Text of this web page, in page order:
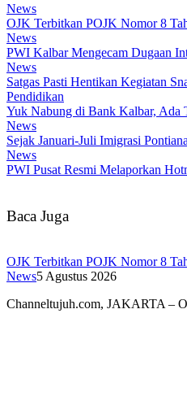
News
OJK Terbitkan POJK Nomor 8
News
PWI Kalbar Mengecam Dugaan
News
Satgas Pasti Hentikan Kegiatan
Pendidikan
Yuk Nabung di Bank Kalbar, Ada
News
Sejak Januari-Juli Imigrasi
News
PWI Pusat Resmi Melaporkan
Baca Juga
OJK Terbitkan POJK Nomor 8
News5 Agustus 2026
Channeltujuh.com, JAKARTA –